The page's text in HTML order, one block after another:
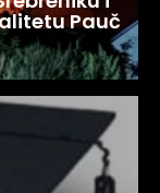
Pauč